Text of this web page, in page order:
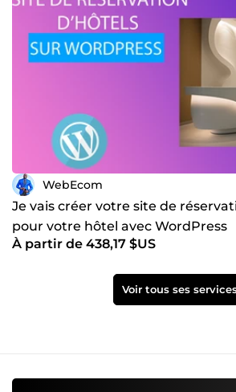
WebEcom
Je vais créer votre site de
pour votre hôtel avec WordPress
À partir de 438,17 $US
Voir tous ses